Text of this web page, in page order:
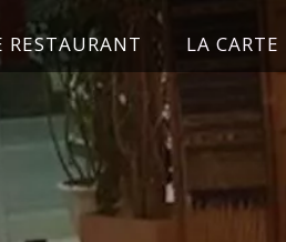
RESTAURANT LA CARTE